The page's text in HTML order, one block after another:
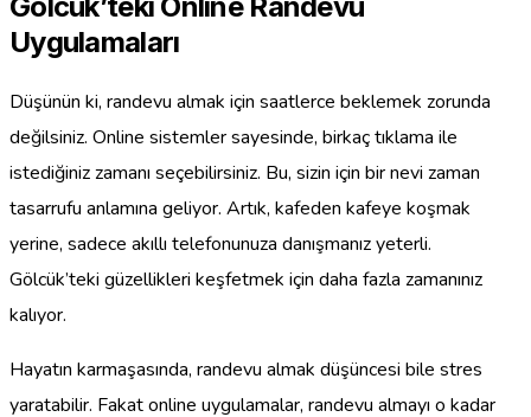
Uygulamaları
Düşünün ki, randevu almak için saatlerce beklemek zorunda
değilsiniz. Online sistemler sayesinde, birkaç tıklama ile
istediğiniz zamanı seçebilirsiniz. Bu, sizin için bir nevi zaman
tasarrufu anlamına geliyor. Artık, kafeden kafeye koşmak
yerine, sadece akıllı telefonunuza danışmanız yeterli.
Gölcük’teki güzellikleri keşfetmek için daha fazla zamanınız
kalıyor.
Hayatın karmaşasında, randevu almak düşüncesi bile stres
yaratabilir. Fakat online uygulamalar, randevu almayı o kadar